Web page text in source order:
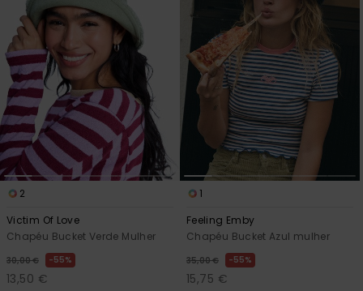
2
Victim Of Love
Chapéu Bucket Verde Mulher
30,00 € 55%
13,50 €
1
Feeling Emby
Chapéu Bucket Azul mulher
35,00 € 55%
15,75 €